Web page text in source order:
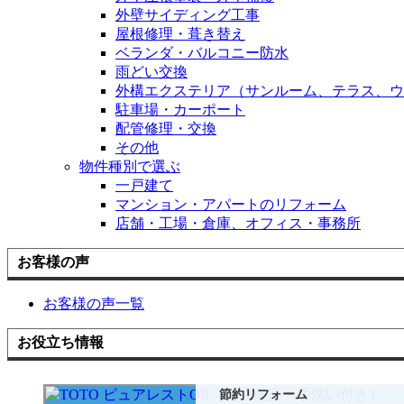
外壁サイディング工事
屋根修理・葺き替え
ベランダ・バルコニー防水
雨どい交換
外構エクステリア（サンルーム、テラス、ウ
駐車場・カーポート
配管修理・交換
その他
物件種別で選ぶ
一戸建て
マンション・アパートのリフォーム
店舗・工場・倉庫、オフィス・事務所
お客様の声
お客様の声一覧
お役立ち情報
節約リフォーム